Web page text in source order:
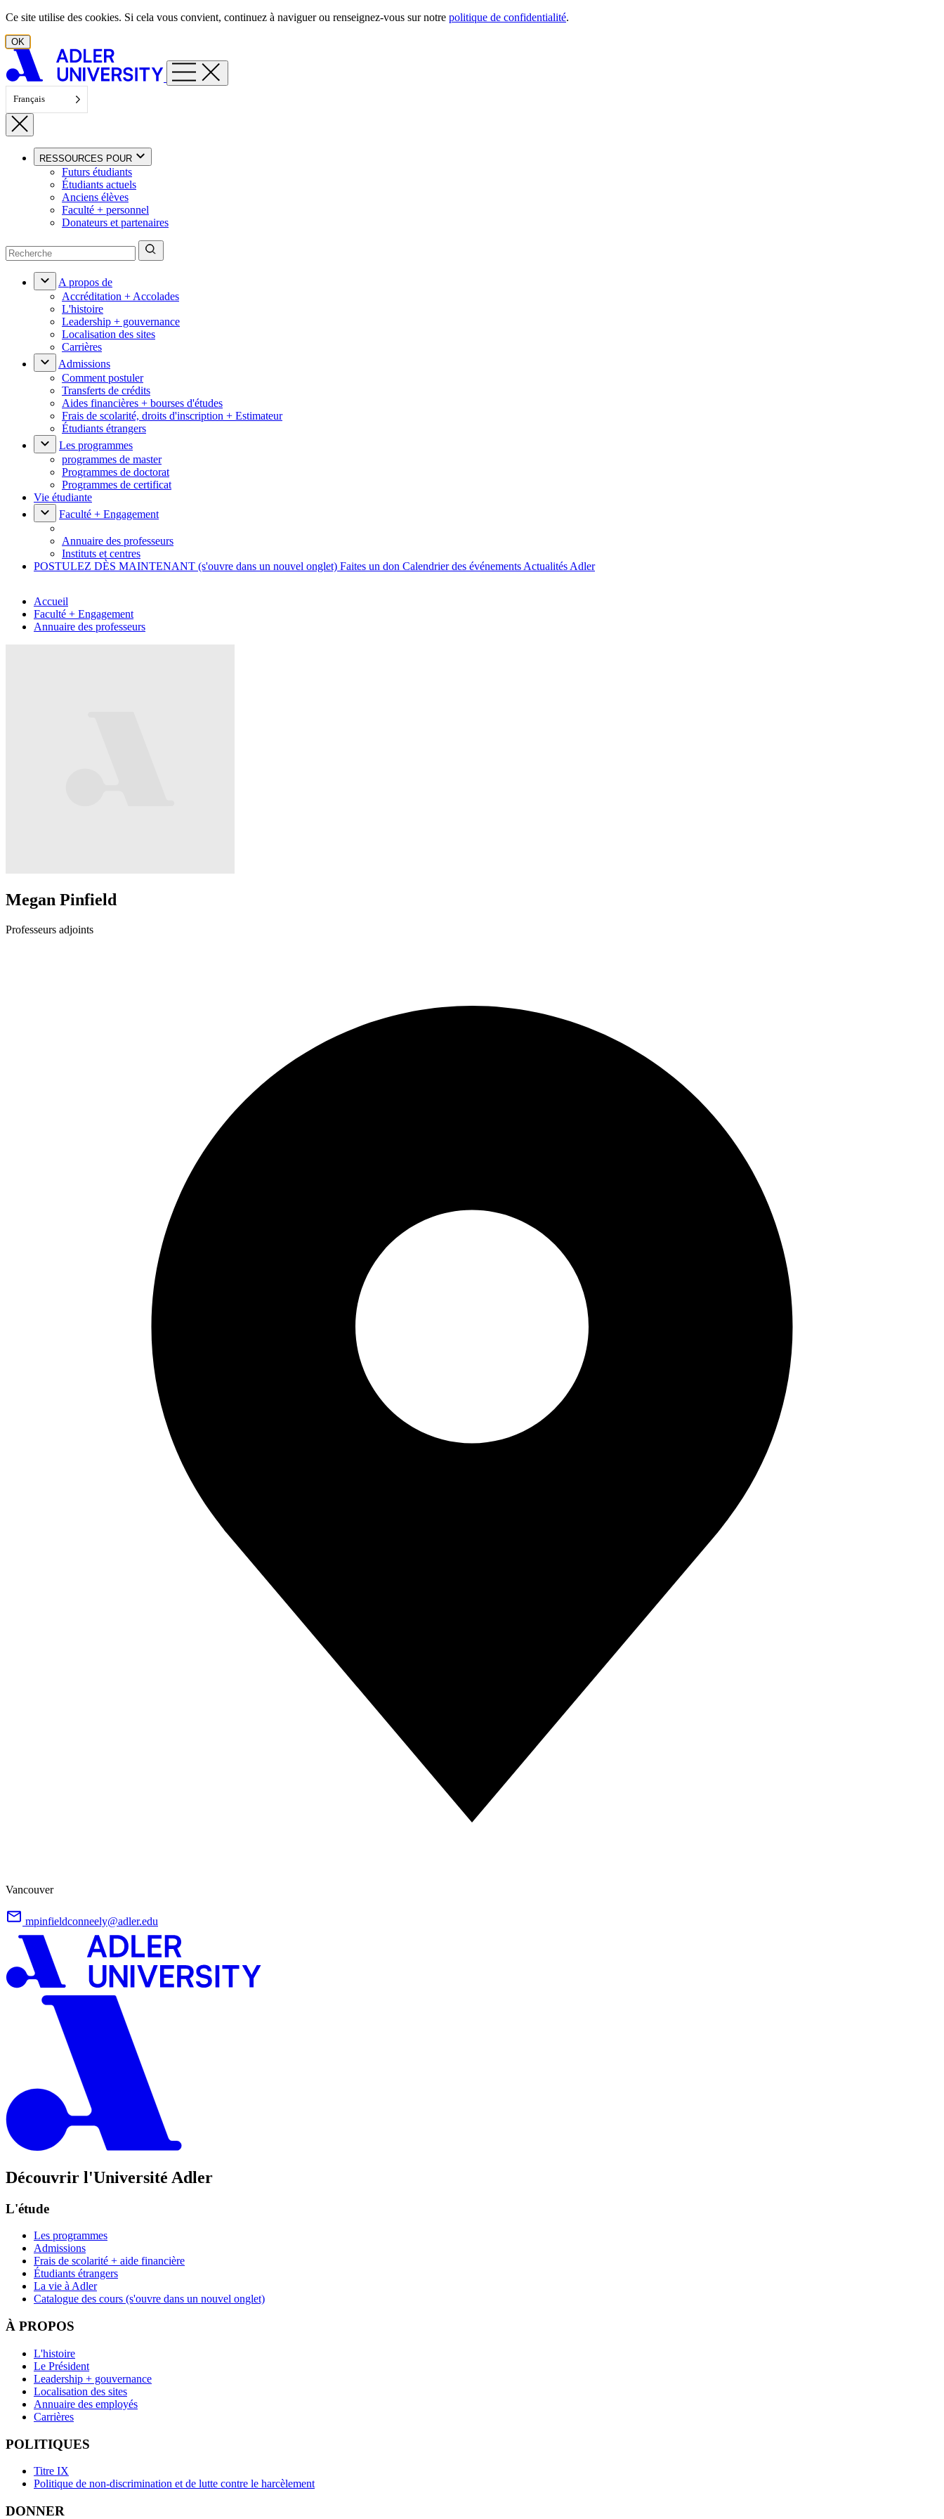
Aller au contenu
Ce site utilise des cookies. Si cela vous convient, continuez à naviguer ou renseignez-vous sur notre politique de confidentialité.
OK
Français
RESSOURCES POUR
Futurs étudiants
Étudiants actuels
Anciens élèves
Faculté + personnel
Donateurs et partenaires
A propos de
Accréditation + Accolades
L'histoire
Leadership + gouvernance
Localisation des sites
Carrières
Admissions
Comment postuler
Transferts de crédits
Aides financières + bourses d'études
Frais de scolarité, droits d'inscription + Estimateur
Étudiants étrangers
Les programmes
programmes de master
Programmes de doctorat
Programmes de certificat
Vie étudiante
Faculté + Engagement
Annuaire des professeurs
Instituts et centres
POSTULEZ DÈS MAINTENANT (s'ouvre dans un nouvel onglet) Faites un don Calendrier des événements Actualités Adler
Accueil
Faculté + Engagement
Annuaire des professeurs
Megan Pinfield
Professeurs adjoints
Vancouver
mpinfieldconneely@adler.edu
Découvrir l'Université Adler
L'étude
Les programmes
Admissions
Frais de scolarité + aide financière
Étudiants étrangers
La vie à Adler
Catalogue des cours (s'ouvre dans un nouvel onglet)
À PROPOS
L'histoire
Le Président
Leadership + gouvernance
Localisation des sites
Annuaire des employés
Carrières
POLITIQUES
Titre IX
Politique de non-discrimination et de lutte contre le harcèlement
DONNER